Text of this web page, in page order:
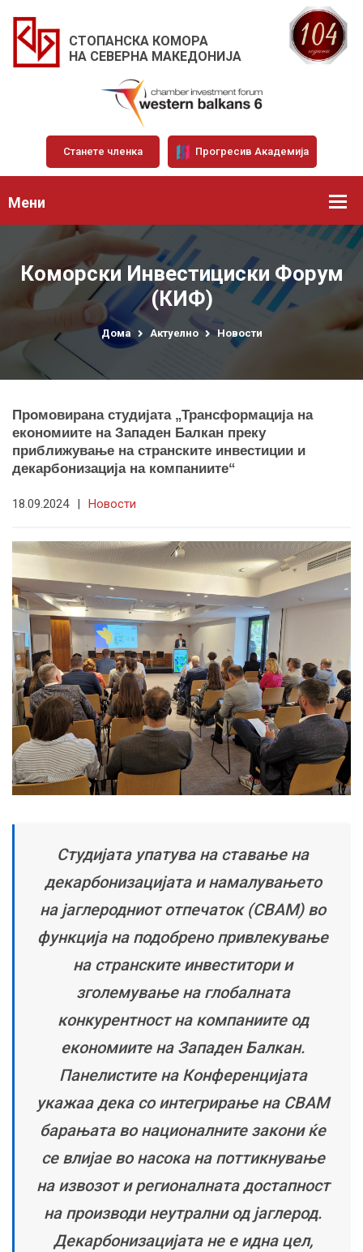
СТОПАНСКА КОМОРА
НА СЕВЕРНА МАКЕДОНИЈА
Станете членка Прогресив Академија
Мени
Коморски Инвестициски Форум
(КИФ)
Дома Актуелно Новости
Промовирана студијата „Трансформација на
економиите на Западен Балкан преку
приближување на странските инвестиции и
декарбонизација на компаниите“
18.09.2024 | Новости
Студијата упатува на ставање на
декарбонизацијата и намалувањето
на јаглеродниот отпечаток (CBAM) во
функција на подобрено привлекување
на странските инвеститори и
зголемување на глобалната
конкурентност на компаниите од
економиите на Западен Балкан.
Панелистите на Конференцијата
укажаа дека со интегрирање на CBAM
барањата во националните закони ќе
се влијае во насока на поттикнување
на извозот и регионалната достапност
на производи неутрални од јаглерод.
Декарбонизацијата не е идна цел,